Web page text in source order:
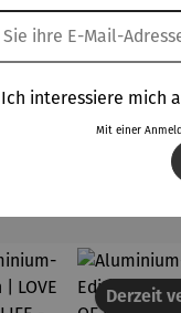
OF
-
–
Preis:
€
LOVE OF
MY LIFE
(2025) –
Michael
midt
288,00 €
Topseller aus
Derzeit
Ich interessiere mich
Mit einer